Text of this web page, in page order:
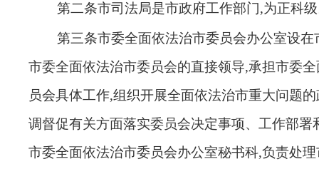
第二条市司法局是市政府工作部门,为正科级
第三条市委全面依法治市委员会办公室设在
市委全面依法治市委员会的直接领导,承担市委
员会具体工作,组织开展全面依法治市重大问题
调督促有关方面落实委员会决定事项、工作部署
市委全面依法治市委员会办公室秘书科,负责处